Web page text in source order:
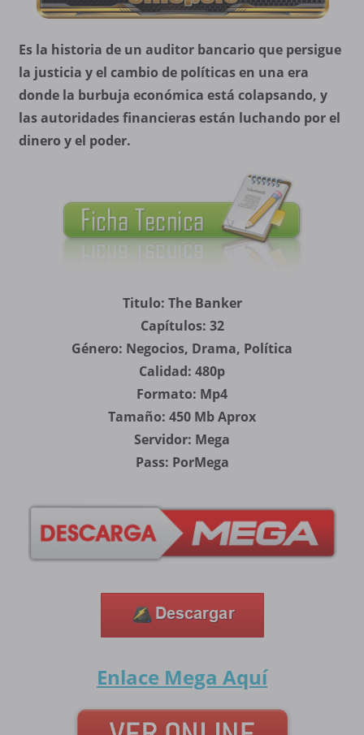
Es la historia de un auditor bancario que persigue
la justicia y el cambio de políticas en una era
donde la burbuja económica está colapsando, y
las autoridades financieras están luchando por el
dinero y el poder.
Titulo: The Banker
Capítulos: 32
Género: Negocios, Drama, Política
Calidad: 480p
Formato: Mp4
Tamaño: 450 Mb Aprox
Servidor: Mega
Pass: PorMega
Enlace Mega Aquí